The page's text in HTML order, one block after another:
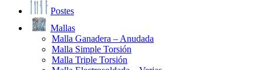
Postes
Mallas
Malla Ganadera – Anudada
Malla Simple Torsión
Malla Triple Torsión